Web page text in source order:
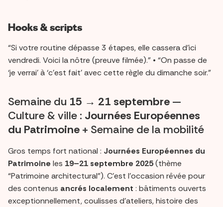
Hooks & scripts
“Si votre routine dépasse 3 étapes, elle cassera d’ici
vendredi. Voici la nôtre (preuve filmée).” • “On passe de
‘je verrai’ à ‘c’est fait’ avec cette règle du dimanche soir.”
Semaine du 15 → 21 septembre —
Culture & ville : Journées Européennes
du Patrimoine + Semaine de la mobilité
Gros temps fort national : Journées Européennes du
Patrimoine les 19–21 septembre 2025(thème
“Patrimoine architectural”). C’est l’occasion rêvée pour
des contenus ancrés localement : bâtiments ouverts
exceptionnellement, coulisses d’ateliers, histoire des